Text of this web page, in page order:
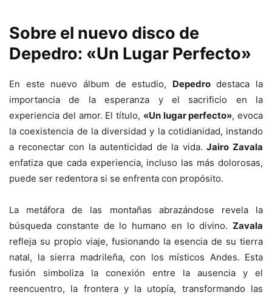
Sobre el nuevo disco de
Depedro: «Un Lugar Perfecto»
En este nuevo álbum de estudio, Depedrodestaca la
importancia de la esperanza y el sacrificio en la
experiencia del amor. El título, «Un lugar perfecto», evoca
la coexistencia de la diversidad y la cotidianidad, instando
a reconectar con la autenticidad de la vida.Jairo Zavala
enfatiza que cada experiencia, incluso las más dolorosas,
puede ser redentora si se enfrenta con propósito.
La metáfora de las montañas abrazándose revela la
búsqueda constante de lo humano en lo divino. Zavala
refleja su propio viaje, fusionando la esencia de su tierra
natal, la sierra madrileña, con los místicos Andes. Esta
fusión simboliza la conexión entre la ausencia y el
reencuentro, la frontera y la utopía, transformando las